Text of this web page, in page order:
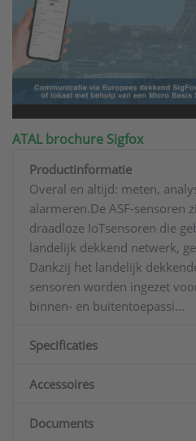
ATAL brochure Sigfox
Productinformatie
Overal en altijd: meten,
alarmeren.De ASF-sensoren
draadloze IoTsensoren die
landelijk dekkend netwerk,
Dankzij het landelijk
sensoren worden ingezet
binnen- en buitentoepassi...
Specificaties
Accessoires
Documents